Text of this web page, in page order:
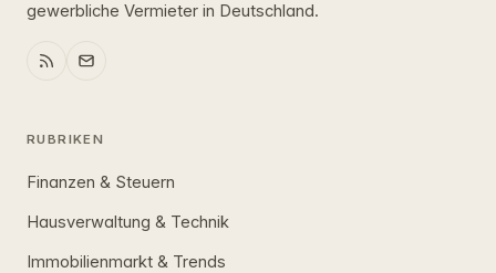
gewerbliche Vermieter in Deutschland.
RUBRIKEN
Finanzen & Steuern
Hausverwaltung & Technik
Immobilienmarkt & Trends